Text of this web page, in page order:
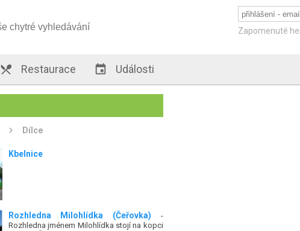
Zapomenuté
 Restaurace  Události
Dílce
Kbelnice
Rozhledna Milohlídka (Čeřovka) -
Rozhledna jménem Milohlídka stojí na kopci